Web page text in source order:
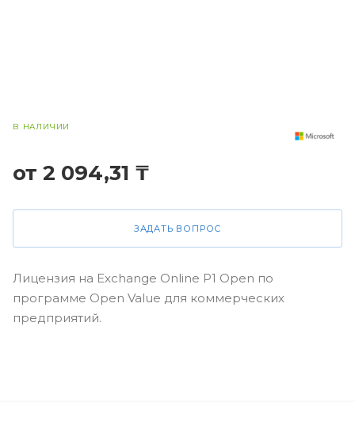
В НАЛИЧИИ
от 2 094,31 ₸
ЗАДАТЬ ВОПРОС
Лицензия на Exchange Online P1 Open по
программе Open Value для коммерческих
предприятий.